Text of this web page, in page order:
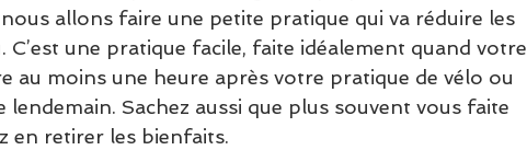
allons faire une petite pratique qui va réduire les
C’est une pratique facile, faite idéalement quand votre
au moins une heure après votre pratique de vélo ou
Sachez aussi que plus souvent vous faite
en retirer les bienfaits.